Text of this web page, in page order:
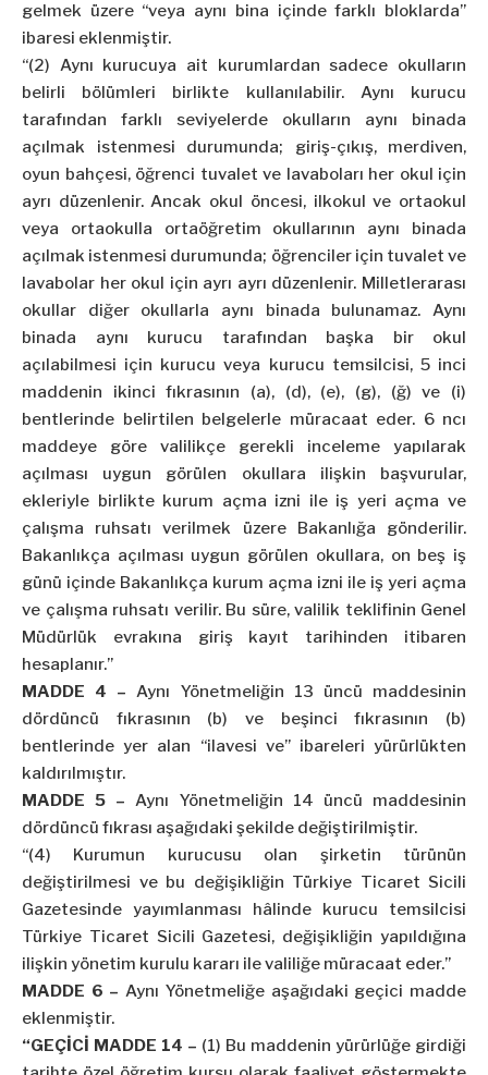
gelmek üzere “veya aynı bina içinde farklı bloklarda”
ibaresi eklenmiştir.
“(2) Aynı kurucuya ait kurumlardan sadece okulların
belirli bölümleri birlikte kullanılabilir. Aynı kurucu
tarafından farklı seviyelerde okulların aynı binada
açılmak istenmesi durumunda; giriş-çıkış, merdiven,
oyun bahçesi, öğrenci tuvalet ve lavaboları her okul için
ayrı düzenlenir. Ancak okul öncesi, ilkokul ve ortaokul
veya ortaokulla ortaöğretim okullarının aynı binada
açılmak istenmesi durumunda; öğrenciler için tuvalet ve
lavabolar her okul için ayrı ayrı düzenlenir. Milletlerarası
okullar diğer okullarla aynı binada bulunamaz. Aynı
binada aynı kurucu tarafından başka bir okul
açılabilmesi için kurucu veya kurucu temsilcisi, 5 inci
maddenin ikinci fıkrasının (a), (d), (e), (g), (ğ) ve (i)
bentlerinde belirtilen belgelerle müracaat eder. 6 ncı
maddeye göre valilikçe gerekli inceleme yapılarak
açılması uygun görülen okullara ilişkin başvurular,
ekleriyle birlikte kurum açma izni ile iş yeri açma ve
çalışma ruhsatı verilmek üzere Bakanlığa gönderilir.
Bakanlıkça açılması uygun görülen okullara, on beş iş
günü içinde Bakanlıkça kurum açma izni ile iş yeri açma
ve çalışma ruhsatı verilir. Bu süre, valilik teklifinin Genel
Müdürlük evrakına giriş kayıt tarihinden itibaren
hesaplanır.”
MADDE 4 – Aynı Yönetmeliğin 13 üncü maddesinin
dördüncü fıkrasının (b) ve beşinci fıkrasının (b)
bentlerinde yer alan “ilavesi ve” ibareleri yürürlükten
kaldırılmıştır.
MADDE 5 – Aynı Yönetmeliğin 14 üncü maddesinin
dördüncü fıkrası aşağıdaki şekilde değiştirilmiştir.
“(4) Kurumun kurucusu olan şirketin türünün
değiştirilmesi ve bu değişikliğin Türkiye Ticaret Sicili
Gazetesinde yayımlanması hâlinde kurucu temsilcisi
Türkiye Ticaret Sicili Gazetesi, değişikliğin yapıldığına
ilişkin yönetim kurulu kararı ile valiliğe müracaat eder.”
MADDE 6 – Aynı Yönetmeliğe aşağıdaki geçici madde
eklenmiştir.
“GEÇİCİ MADDE 14 – (1) Bu maddenin yürürlüğe girdiği